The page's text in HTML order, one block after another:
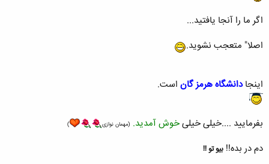
اگر ما را آنجا یافتید...
اصلا" متعجب نشوید.
اینجادانشگاه هرمز گان است.
بفرمایید ....خیلی خیلیخوش آمدید. (مهمان نوازی )
دم در بده!! بیو تو !!